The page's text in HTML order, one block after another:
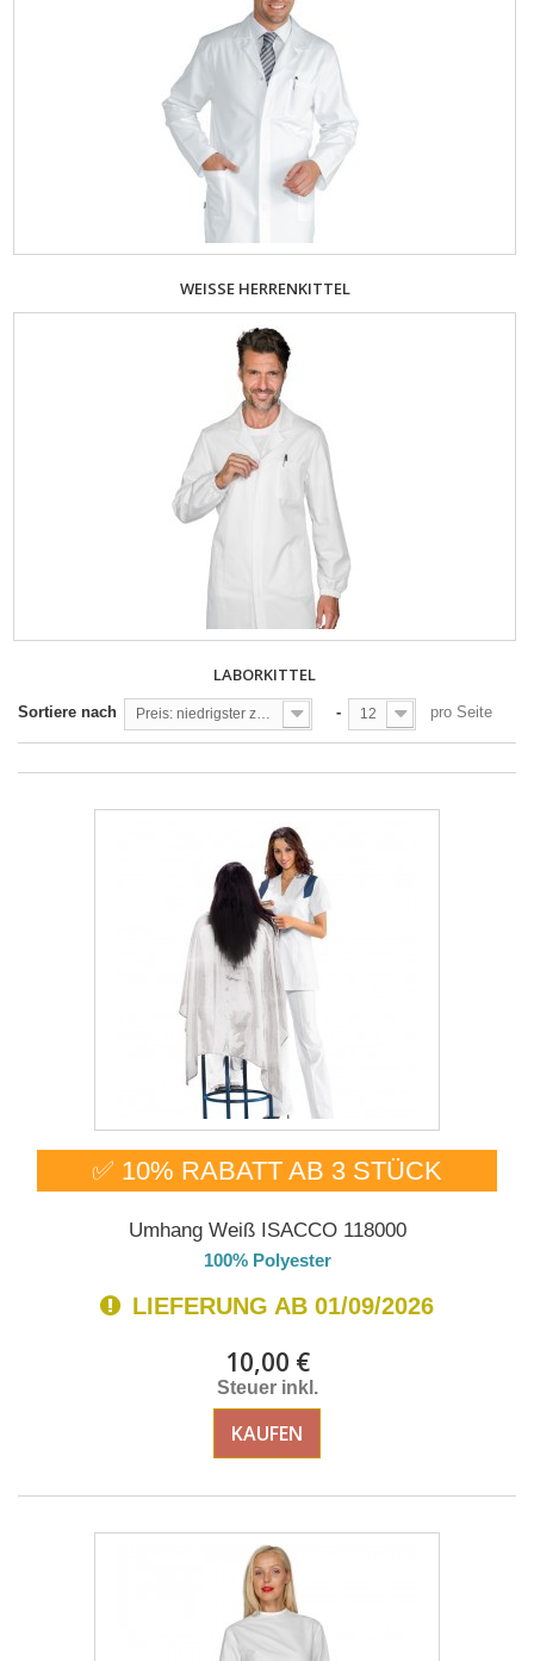
WEISSE HERRENKITTEL
LABORKITTEL
Sortiere nach Preis: niedrigster zuerst - 12 pro Seite
✅ 10% RABATT AB 3 STÜCK
Umhang Weiß ISACCO 118000
100% Polyester
LIEFERUNG AB 01/09/2026
10,00 €
Steuer inkl.
KAUFEN